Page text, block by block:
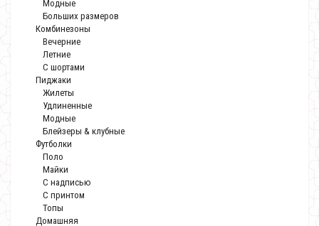
Модные
Больших размеров
Комбинезоны
Вечерние
Летние
С шортами
Пиджаки
Жилеты
Удлиненные
Модные
Блейзеры & клубные
Футболки
Поло
Майки
С надписью
С принтом
Топы
Домашняя